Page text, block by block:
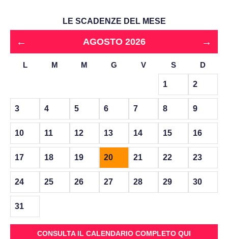
LE SCADENZE DEL MESE
← AGOSTO 2026 →
L M M G V S D
1 2
3 4 5 6 7 8 9
10 11 12 13 14 15 16
17 18 19 20 21 22 23
24 25 26 27 28 29 30
31
CONSULTA IL CALENDARIO COMPLETO QUI